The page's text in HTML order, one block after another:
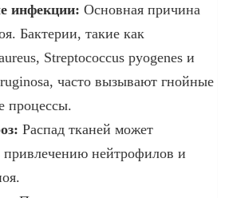
инфекции: Основная причина
Бактерии, такие как
Streptococcus pyogenes и
часто вызывают гнойные
процессы.
Распад тканей может
привлечению нейтрофилов и